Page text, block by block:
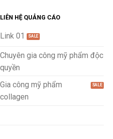
LIÊN HỆ QUẢNG CÁO
Link 01
Chuyên gia công mỹ phẩm độc
quyền
Gia công mỹ phẩm
collagen